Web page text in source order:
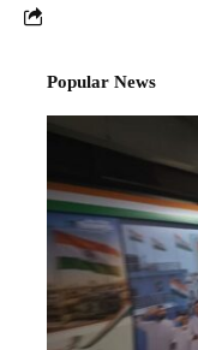
Popular News